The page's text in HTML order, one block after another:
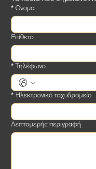
* Ονομα
Επίθετο
* Τηλέφωνο
* Ηλεκτρονικό ταχυδρομείο
Λεπτομερής περιγραφή